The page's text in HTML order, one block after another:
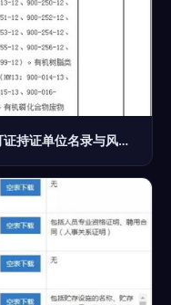
江西省2020年3月危险废物经营许可证持证单位名录与风险解析